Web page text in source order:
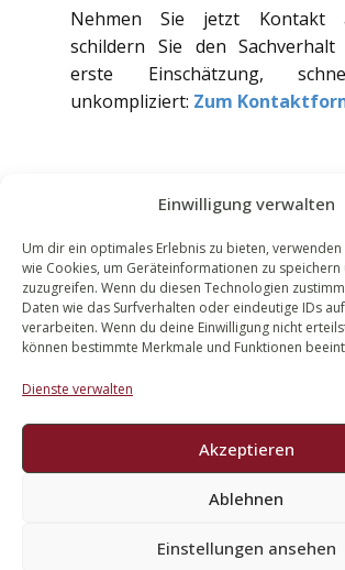
Einwilligung verwalten
Um dir ein optimales Erlebnis zu bieten,
wie Cookies, um Geräteinformationen zu
zuzugreifen. Wenn du diesen Technologien
Daten wie das Surfverhalten oder eindeutige IDs
verarbeiten. Wenn du deine Einwilligung nicht
können bestimmte Merkmale und Funktionen
Dienste verwalten
Akzeptieren
Ablehnen
Einstellungen ansehen
Nehmen Sie jetzt Kontakt
schildern Sie den
erste Einschätzung,
unkompliziert: Zum
WALEK
Bachstraße 13
56727 Mayen
02651 98 900
info@walek-